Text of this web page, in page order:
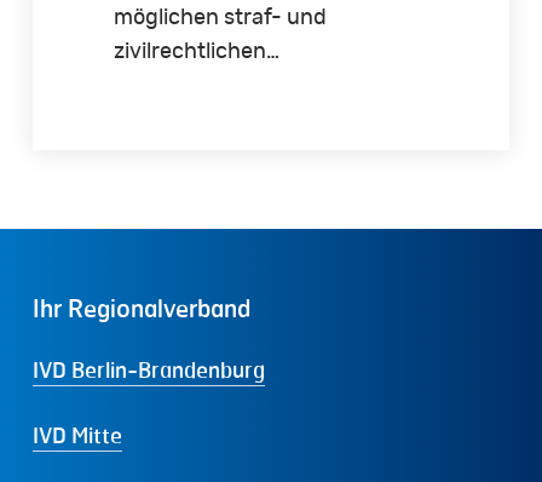
möglichen straf- und
zivilrechtlichen…
Ihr Regionalverband
IVD Berlin-Brandenburg
IVD Mitte